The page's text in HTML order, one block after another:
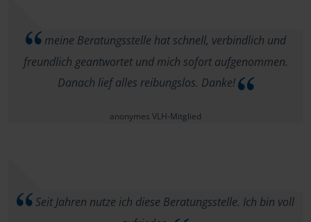
meine Beratungsstelle hat schnell, verbindlich und
freundlich geantwortet und mich sofort aufgenommen.
Danach lief alles reibungslos. Danke!
anonymes VLH-Mitglied
Seit Jahren nutze ich diese Beratungsstelle. Ich bin voll